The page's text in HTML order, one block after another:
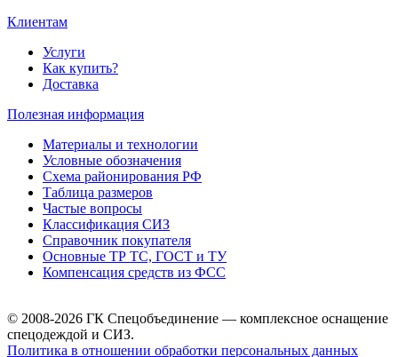
Клиентам
Услуги
Как купить?
Доставка
Полезная информация
Материалы и технологии
Условные обозначения
Схема районирования РФ
Таблица размеров
Частые вопросы
Классификация СИЗ
Справочник покупателя
Основные ТР ТС, ГОСТ и ТУ
Компенсация средств из ФСС
© 2008-2026 ГК Спецобъединение — комплексное оснащение
спецодеждой и СИЗ.
Политика в отношении обработки персональных данных